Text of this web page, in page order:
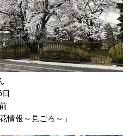
報～見ごろ～」